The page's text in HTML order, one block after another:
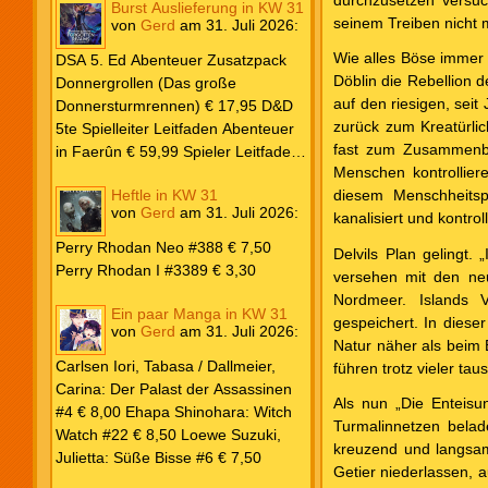
Frank: Der Pandora-Zyklus PB #1
Die Reise nach Pandora € 16,00
Corey, James: The Captive’s War
HC #2 Der Glaube der Bestien €
24,00 Loewe: Suzuki, Julietta: Süße
Bisse #6 € 7,50
Burst Auslieferung in KW 31
von Gerd am 31. Juli 2026:
DSA 5. Ed Abenteuer Zusatzpack
Donnergrollen (Das große
Donnersturmrennen) € 17,95 D&D
5te Spielleiter Leitfaden Abenteuer
in Faerûn € 59,99 Spieler Leitfaden
Heftle in KW 31
von Gerd am 31. Juli 2026:
Perry Rhodan Neo #388 € 7,50
Perry Rhodan I #3389 € 3,30
Ein paar Manga in KW 31
von Gerd am 31. Juli 2026:
Carlsen Iori, Tabasa / Dallmeier,
Carina: Der Palast der Assassinen
#4 € 8,00 Ehapa Shinohara: Witch
Watch #22 € 8,50 Loewe Suzuki,
Julietta: Süße Bisse #6 € 7,50
seinem Treiben nicht
Wie alles Böse
Döblin die Rebellion
auf den riesigen, seit
zurück zum
fast zum
Menschen
diesem
kanalisiert und
Delvils Plan gelingt.
versehen mit den
Nordmeer. Islands
gespeichert. In
Natur näher als beim
führen trotz vieler
Als nun „Die
Turmalinnetzen
kreuzend und
Getier niederlassen,